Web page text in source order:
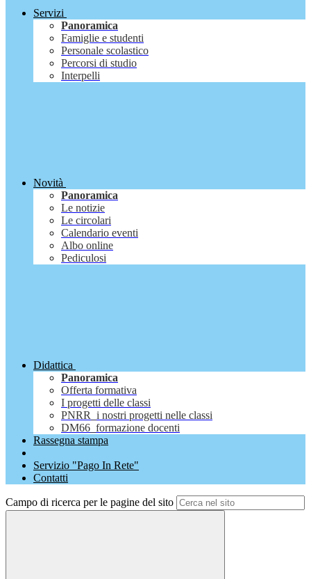
Servizi
Panoramica
Famiglie e studenti
Personale scolastico
Percorsi di studio
Interpelli
Novità
Panoramica
Le notizie
Le circolari
Calendario eventi
Albo online
Pediculosi
Didattica
Panoramica
Offerta formativa
I progetti delle classi
PNRR_i nostri progetti nelle classi
DM66_formazione docenti
Rassegna stampa
Servizio "Pago In Rete"
Contatti
Campo di ricerca per le pagine del sito